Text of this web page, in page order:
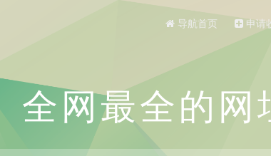
导航首页 申请
全网最全的网